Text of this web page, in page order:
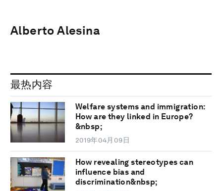
Alberto Alesina
最热内容
Welfare systems and immigration:
How are they linked in Europe?
&nbsp;
2019年04月09日
How revealing stereotypes can
influence bias and
discrimination&nbsp;